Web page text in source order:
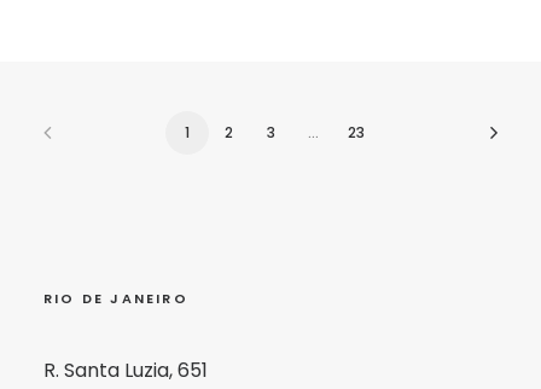
1 2 3 … 23
RIO DE JANEIRO
R. Santa Luzia, 651